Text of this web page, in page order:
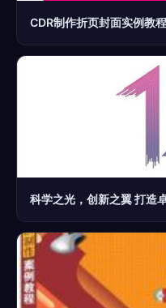
CDR制作折页封面实例教
科学之光，创新之翼 打造